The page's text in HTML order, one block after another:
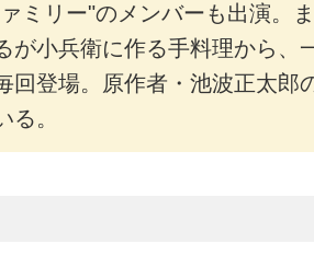
ミリー"のメンバーも出演。
が小兵衛に作る手料理から、
回登場。原作者・池波正太郎
。